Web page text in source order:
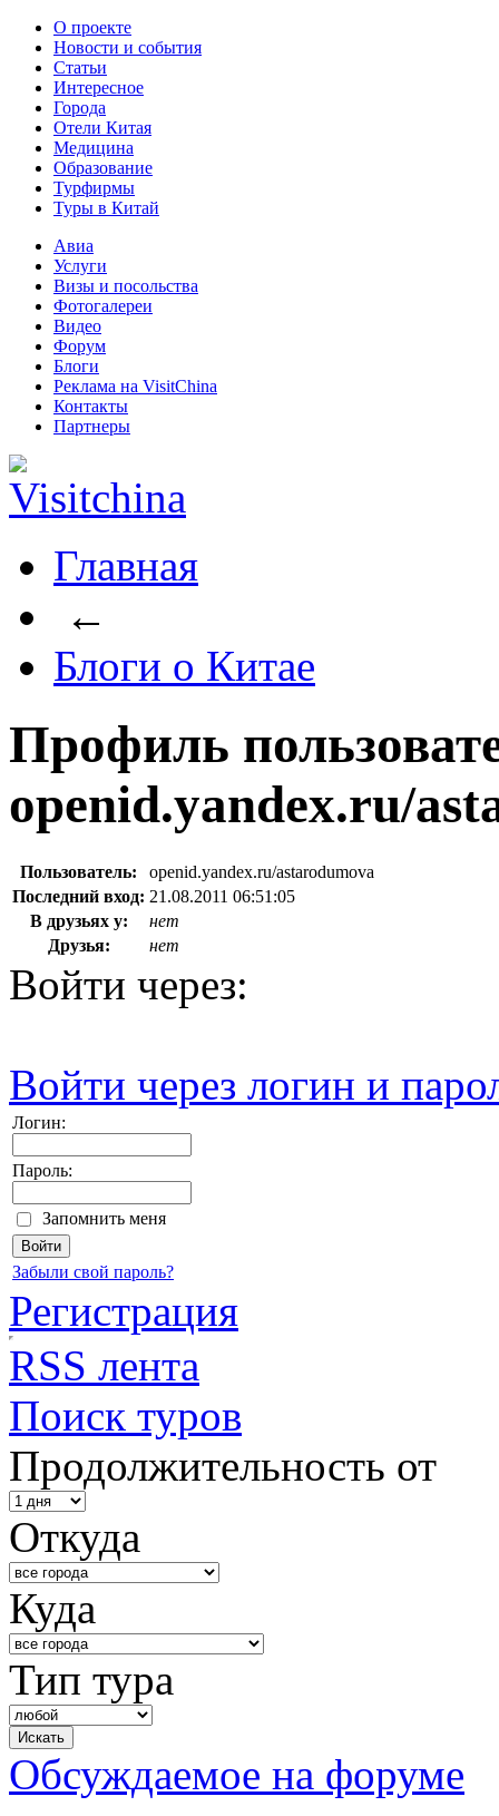
О проекте
Новости и события
Статьи
Интересное
Города
Отели Китая
Медицина
Образование
Турфирмы
Туры в Китай
Авиа
Услуги
Визы и посольства
Фотогалереи
Видео
Форум
Блоги
Реклама на VisitChina
Контакты
Партнеры
Главная
←
Блоги о Китае
Профиль
openid.yandex.ru/
Пользователь:
openid.yandex.ru/astarodumova
Последний вход: 21.08.2011 06:51:05
В друзьях у:
нет
Друзья:
нет
Войти через:
Войти через логин и
Логин:
Пароль:
Запомнить меня
Забыли свой пароль?
Регистрация
RSS лента
Поиск туров
Продолжительность от
Откуда
Куда
Тип тура
Обсуждаемое на форуме